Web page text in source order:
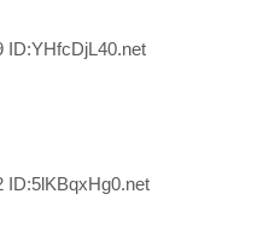
ID:YHfcDjL40.net
ID:5lKBqxHg0.net